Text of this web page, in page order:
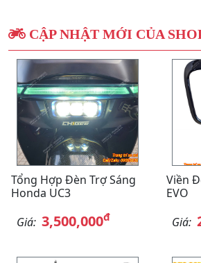
CẬP NHẬT MỚI CỦA
Tổng Hợp Đèn Trợ Sáng
Honda UC3
Giá: 3,500,000đ
Viền
EVO
Giá: